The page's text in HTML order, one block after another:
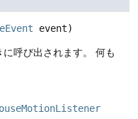
event)
呼び出されます。
何も